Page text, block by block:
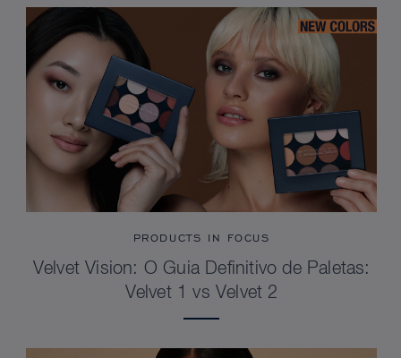
PRODUCTS IN FOCUS
Velvet Vision: O Guia Definitivo de Paletas:
Velvet 1 vs Velvet 2